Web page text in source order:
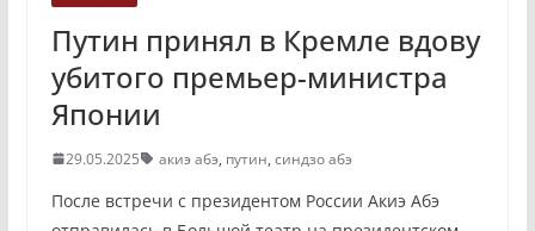
Путин принял в Кремле вдову
убитого премьер-министра
Японии
29.05.2025 акиэ абэ, путин, синдзо абэ
После встречи с президентом России Акиэ Абэ